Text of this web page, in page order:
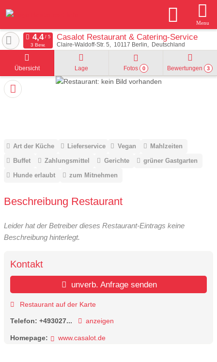
Menu
Casalot Restaurant & Catering-Service
Claire-Waldoff-Str. 5 10117 Berlin Deutschland
3 Bew.
Übersicht Lage Fotos 0 Bewertungen 3
Art der Küche Lieferservice Vegan
Mahlzeiten
Buffet
Zahlungsmittel Gerichte
grüner Gastgarten
Hunde erlaubt
zum Mitnehmen
Beschreibung Restaurant
Leider hat der Betreiber dieses Restaurant-Eintrags keine
Beschreibung hinterlegt.
Kontakt
unverb. Anfrage senden
Restaurant auf der Karte
Telefon: +493027... anzeigen
Homepage: www.casalot.de